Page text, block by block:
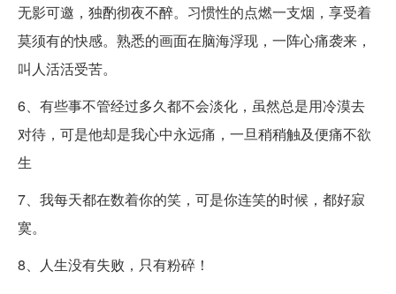
无影可邀，独酌彻夜不醉。习惯性的点燃一支烟，享受着
莫须有的快感。熟悉的画面在脑海浮现，一阵心痛袭来，
叫人活活受苦。
6、有些事不管经过多久都不会淡化，虽然总是用冷漠去
对待，可是他却是我心中永远痛，一旦稍稍触及便痛不欲
生
7、我每天都在数着你的笑，可是你连笑的时候，都好寂
寞。
8、人生没有失败，只有粉碎！